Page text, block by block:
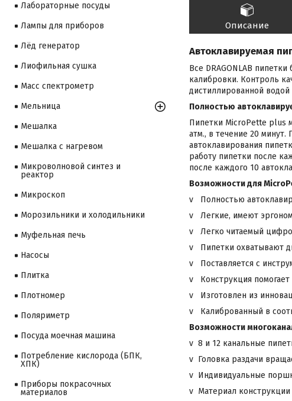
Описание
Автоклавируемая
Все DRAGONLAB
калибровки. Контроль
дистиллированной
Полностью
Пипетки MicroPette plus
атм., в течение 20
автоклавирования
работу пипетки после
после каждого 10
Возможности для
v Полностью
v Легкие, имеют
v Легко читаемый
v Пипетки охватывают
v Поставляется с
v Конструкция
v Изготовлен из
v Калиброванный в
Возможности
v 8 и 12 канальные
v Головка раздачи
v Индивидуальные
v Материал конструкции
Лабораторные посуды
Лампы для приборов
Лёд генератор
Лиофильная сушка
Масс спектрометр
Мельница
Мешалка
Мешалка с нагревом
Микроволновой синтез и
реактор
Микроскоп
Морозильники и холодильники
Муфельная печь
Насосы
Плитка
Плотномер
Поляриметр
Посуда моечная машина
Потребление кислорода (БПК,
ХПК)
Приборы покрасочных
материалов